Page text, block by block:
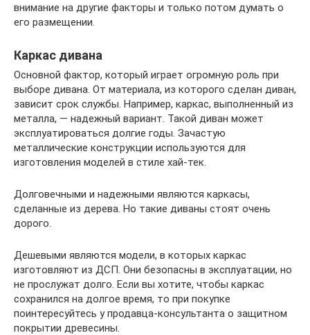
внимание на другие факторы и только потом думать о
его размещении.
Каркас дивана
Основной фактор, который играет огромную роль при
выборе дивана. От материала, из которого сделан диван,
зависит срок службы. Например, каркас, выполненный из
металла, — надежный вариант. Такой диван может
эксплуатироваться долгие годы. Зачастую
металлические конструкции используются для
изготовления моделей в стиле хай-тек.
Долговечными и надежными являются каркасы,
сделанные из дерева. Но такие диваны стоят очень
дорого.
Дешевыми являются модели, в которых каркас
изготовляют из ДСП. Они безопасны в эксплуатации, но
не прослужат долго. Если вы хотите, чтобы каркас
сохранился на долгое время, то при покупке
поинтересуйтесь у продавца-консультанта о защитном
покрытии древесины.